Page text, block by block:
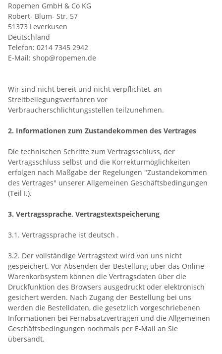
Ropemen GmbH & Co KG
Robert- Blum- Str. 57
51373 Leverkusen
Deutschland
Telefon: 0214 7345 2942
E-Mail: shop@ropemen.de
Wir sind nicht bereit und nicht verpflichtet, an
Streitbeilegungsverfahren vor
Verbraucherschlichtungsstellen teilzunehmen.
2. Informationen zum Zustandekommen des Vertrages
Die technischen Schritte zum Vertragsschluss, der
Vertragsschluss selbst und die Korrekturmöglichkeiten
erfolgen nach Maßgabe der Regelungen "Zustandekommen
des Vertrages" unserer Allgemeinen Geschäftsbedingungen
(Teil I.).
3. Vertragssprache, Vertragstextspeicherung
3.1. Vertragssprache ist deutsch .
3.2. Der vollständige Vertragstext wird von uns nicht
gespeichert. Vor Absenden der Bestellung über das Online -
Warenkorbsystem können die Vertragsdaten über die
Druckfunktion des Browsers ausgedruckt oder elektronisch
gesichert werden. Nach Zugang der Bestellung bei uns
werden die Bestelldaten, die gesetzlich vorgeschriebenen
Informationen bei Fernabsatzverträgen und die Allgemeinen
Geschäftsbedingungen nochmals per E-Mail an Sie
übersandt.